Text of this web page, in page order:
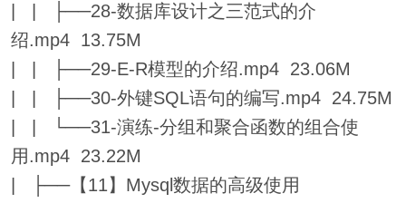
| | ├──28-数据库设计之三范式的介
绍.mp4 13.75M
| | ├──29-E-R模型的介绍.mp4 23.06M
| | ├──30-外键SQL语句的编写.mp4 24.75M
| | └──31-演练-分组和聚合函数的组合使
用.mp4 23.22M
| ├──【11】Mysql数据的高级使用